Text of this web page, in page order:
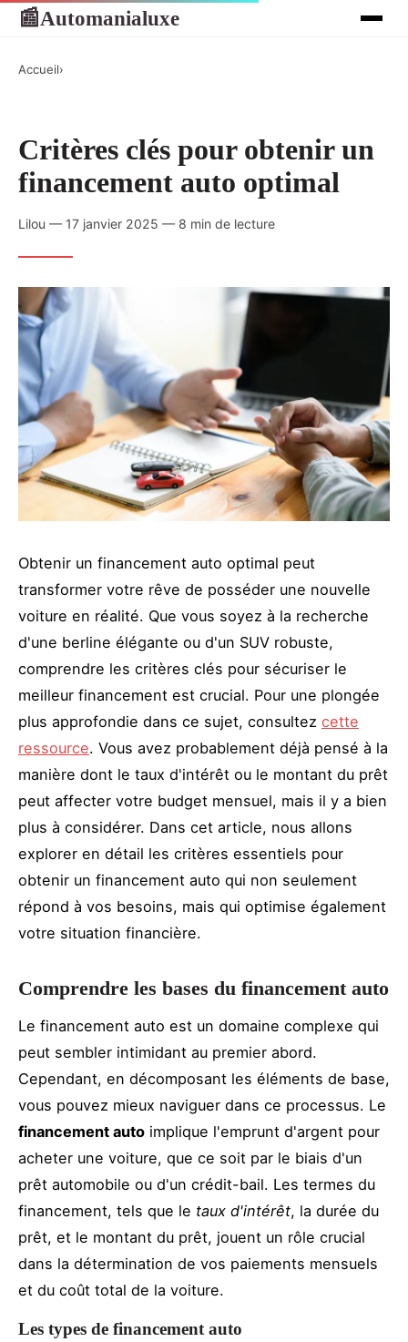
📰Automanialuxe
Accueil›
Critères clés pour obtenir un
financement auto optimal
Lilou — 17 janvier 2025 — 8 min de lecture
Obtenir un financement auto optimal peut
transformer votre rêve de posséder une nouvelle
voiture en réalité. Que vous soyez à la recherche
d'une berline élégante ou d'un SUV robuste,
comprendre les critères clés pour sécuriser le
meilleur financement est crucial. Pour une plongée
plus approfondie dans ce sujet, consultez cette
ressource. Vous avez probablement déjà pensé à la
manière dont le taux d'intérêt ou le montant du prêt
peut affecter votre budget mensuel, mais il y a bien
plus à considérer. Dans cet article, nous allons
explorer en détail les critères essentiels pour
obtenir un financement auto qui non seulement
répond à vos besoins, mais qui optimise également
votre situation financière.
Comprendre les bases du financement auto
Le financement auto est un domaine complexe qui
peut sembler intimidant au premier abord.
Cependant, en décomposant les éléments de base,
vous pouvez mieux naviguer dans ce processus. Le
financement auto implique l'emprunt d'argent pour
acheter une voiture, que ce soit par le biais d'un
prêt automobile ou d'un crédit-bail. Les termes du
financement, tels que le taux d'intérêt, la durée du
prêt, et le montant du prêt, jouent un rôle crucial
dans la détermination de vos paiements mensuels
et du coût total de la voiture.
Les types de financement auto